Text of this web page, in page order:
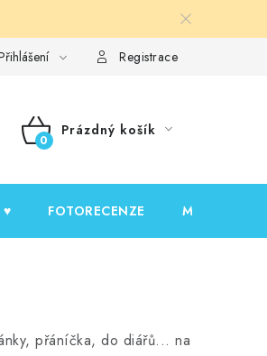
Ověřování recenzíRegistrace
NÁKUPNÍ
Prázdný košík
♥️ FOTORECENZE MOJE
přáníčka, do diářů... na